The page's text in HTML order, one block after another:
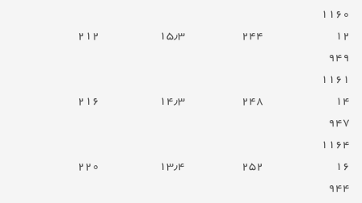
۱۱۶۰
۱۲
۲۴۴ ۱۵٫۳
۲۱۲
۹۴۹
۱۱۶۱
۱۴
۲۴۸ ۱۴٫۳
۲۱۶
۹۴۷
۱۱۶۴
۱۶
۲۵۲ ۱۳٫۴
۲۲۰
۹۴۴